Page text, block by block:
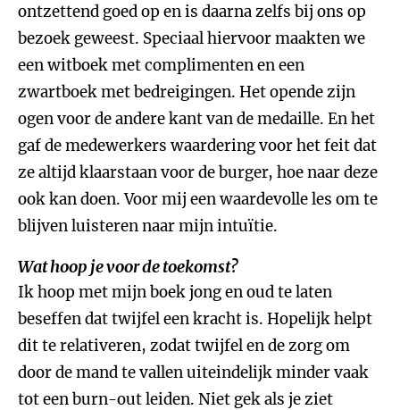
ontzettend goed op en is daarna zelfs bij ons op
bezoek geweest. Speciaal hiervoor maakten we
een witboek met complimenten en een
zwartboek met bedreigingen. Het opende zijn
ogen voor de andere kant van de medaille. En het
gaf de medewerkers waardering voor het feit dat
ze altijd klaarstaan voor de burger, hoe naar deze
ook kan doen. Voor mij een waardevolle les om te
blijven luisteren naar mijn intuïtie.
Wat hoop je voor de toekomst?
Ik hoop met mijn boek jong en oud te laten
beseffen dat twijfel een kracht is. Hopelijk helpt
dit te relativeren, zodat twijfel en de zorg om
door de mand te vallen uiteindelijk minder vaak
tot een burn-out leiden. Niet gek als je ziet